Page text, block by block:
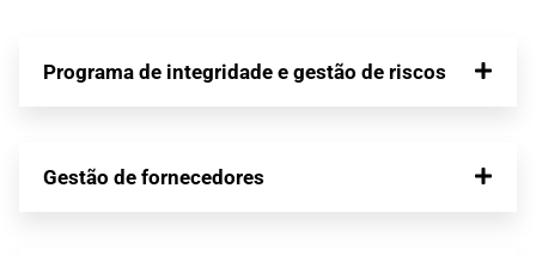
Programa de integridade e gestão de riscos
Gestão de fornecedores